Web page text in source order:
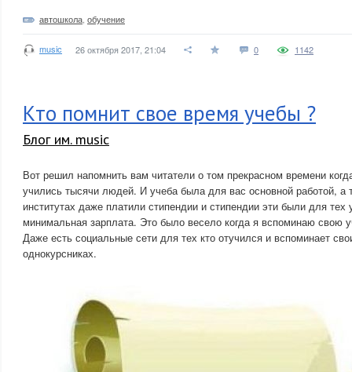
автошкола обучение
music 26 октября 2017, 21:04 0 1142
Кто помнит свое время учебы ?
Блог им. music
Вот решил напомнить вам читатели о том прекрасном времени
учились тысячи людей. И учеба была для вас основной работой, а
институтах даже платили стипендии и стипендии эти были для тех
минимальная зарплата. Это было весело когда я вспоминаю свою
Даже есть социальные сети для тех кто отучился и вспоминает
однокурсниках.